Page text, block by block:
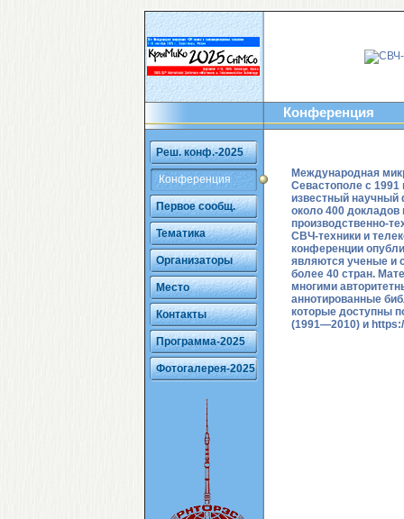
Реш. конф.-2025
Конференция
Первое сообщ.
Тематика
Организаторы
Место
Контакты
Программа-2025
Фотогалерея-2025
Конференция
Международная
Севастополе с 1991
известный научный
около 400 докладов
производственно-
СВЧ-техники и
конференции
являются ученые и
более 40 стран.
многими
аннотированные
которые доступны
(1991—2010) и